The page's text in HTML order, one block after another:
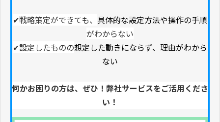
✔戦略策定ができても、 具体的な設定方法や操作の手順
がわからない
✔設定したものの想定した動きにならず、理由がわから
ない
何かお困りの方は、ぜひ！弊社サービスをご活用くださ
い！